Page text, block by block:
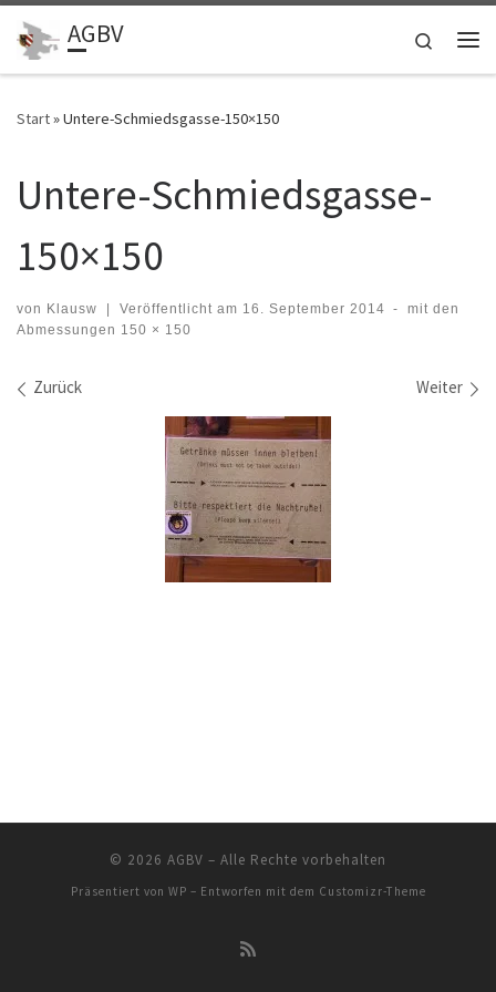
Zum Inhalt springen
AGBV
Search
Start»Untere-Schmiedsgasse-150×150
Untere-Schmiedsgasse-
150×150
von Klausw | Veröffentlicht am 16. September 2014 -
mit den
Abmessungen 150 × 150
Bilder Navigation
Zurück Weiter
© 2026 AGBV – Alle Rechte vorbehalten
Präsentiert von WP – Entworfen mit dem Customizr-Theme